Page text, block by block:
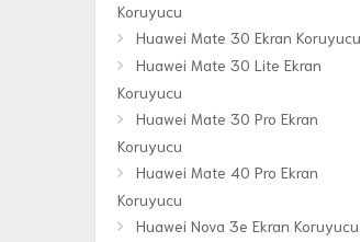
Koruyucu
Huawei Mate 30 Ekran Koruyucu
Huawei Mate 30 Lite Ekran
Koruyucu
Huawei Mate 30 Pro Ekran
Koruyucu
Huawei Mate 40 Pro Ekran
Koruyucu
Huawei Nova 3e Ekran Koruyucu